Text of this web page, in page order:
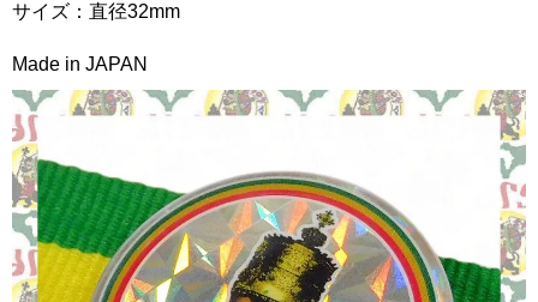
サイズ：直径32mm
Made in JAPAN